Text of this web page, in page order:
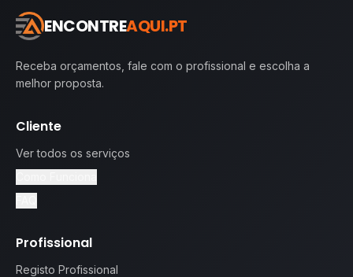
ENCONTREAQUI.PT
Receba orçamentos, fale com o profissional e escolha a
melhor proposta.
Cliente
Ver todos os serviços
Profissional
Registo Profissional